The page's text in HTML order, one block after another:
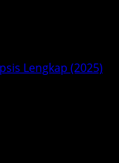
Lengkap (2025)